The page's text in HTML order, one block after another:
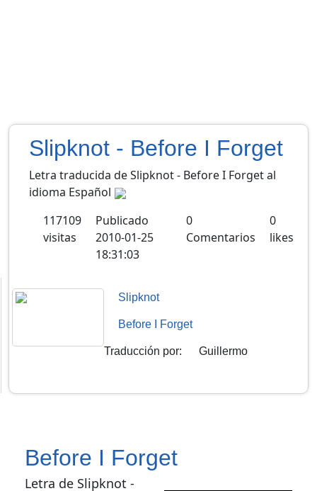
Slipknot - Before I Forget
Letra traducida de Slipknot - Before I Forget al
idioma Español
117109
visitas
Publicado
2010-01-25
18:31:03
0
Comentarios
0
likes
Slipknot
Before I Forget
Traducción por: Guillermo
Before I Forget
Letra de Slipknot -